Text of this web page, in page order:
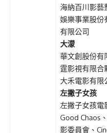
海納百川影藝
娛樂事業股份
有限公司
大濛
華文創股份有
霆影視有限合
大禾電影有限
左撇子女孩
左撇子女孩電
Good Chaos
影委員會、